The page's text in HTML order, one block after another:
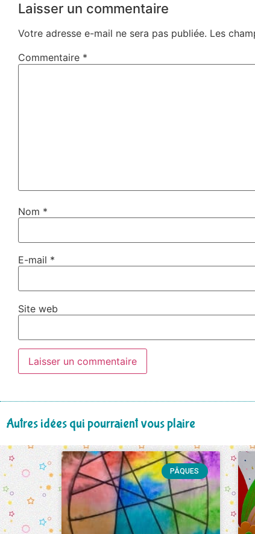
Laisser un commentaire
Votre adresse e-mail ne sera pas publiée. Les
Commentaire *
Nom *
E-mail *
Site web
Autres idées qui pourraient vous plaire
PÂQUES